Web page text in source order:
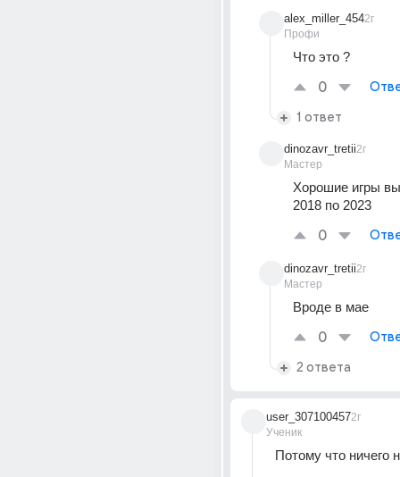
alex_miller_454
Профи
2г
Что это ?
0
1 ответ
dinozavr_tretii
Мастер
2г
Хорошие игры
2018 по 2023
0
dinozavr_tretii
Мастер
2г
Вроде в мае
0
2 ответа
user_307100457
Ученик
2г
Потому что ничего